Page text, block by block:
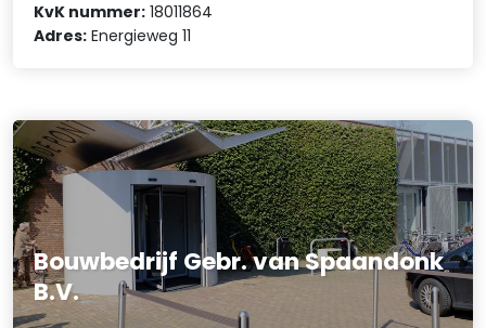
KvK nummer: 18011864
Adres: Energieweg 11
Bouwbedrijf Gebr. van Spaandonk
B.V.